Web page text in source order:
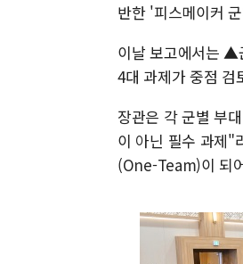
반한 '피스메이커
이날 보고에서는
4대 과제가 중점 검
장관은 각 군별 부
이 아닌 필수 과제"
(One-Team)이 되